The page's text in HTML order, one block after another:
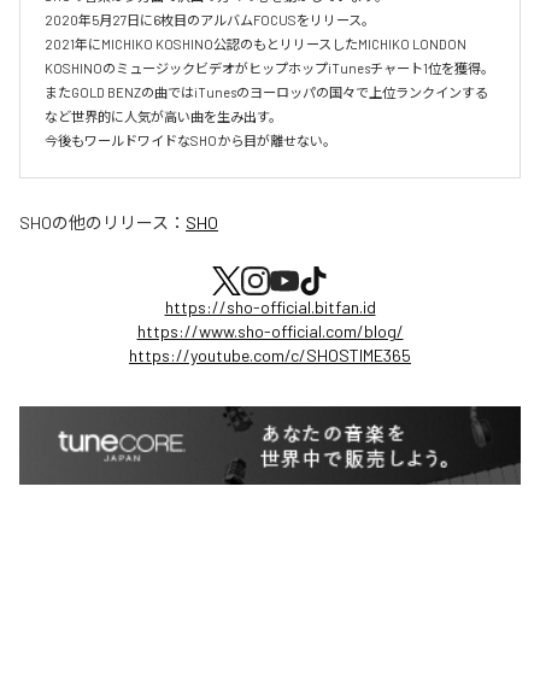
2020年5月27日に6枚目のアルバムFOCUSをリリース。
2021年にMICHIKO KOSHINO公認のもとリリースしたMICHIKO LONDON
KOSHINOのミュージックビデオがヒップホップiTunesチャート1位を獲得。
またGOLD BENZの曲ではiTunesのヨーロッパの国々で上位ランクインする
など世界的に人気が高い曲を生み出す。
今後もワールドワイドなSHOから目が離せない。
SHOの他のリリース： SHO
https://sho-official.bitfan.id
https://www.sho-official.com/blog/
https://youtube.com/c/SHOSTIME365